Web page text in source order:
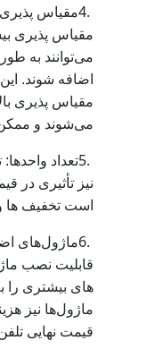
4.مقیاس
مقیاس ‌پذیری
می‌توانند به
اضافه شوند.
مقیاس‌ پذیری
می‌شوند و
5.تعداد واحد‌ها:
نیز تأثیری در
است تخفیف ‌ها
6.ماژول‌های
قابلیت نصب
های بیشتری را
ماژول‌ها نیز
قیمت نهایی